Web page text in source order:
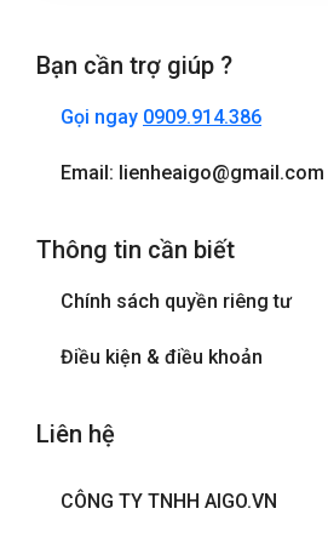
Bạn cần trợ giúp ?
Gọi ngay 0909.914.386
Email: lienheaigo@gmail.com
Thông tin cần biết
Chính sách quyền riêng tư
Điều kiện & điều khoản
Liên hệ
CÔNG TY TNHH AIGO.VN